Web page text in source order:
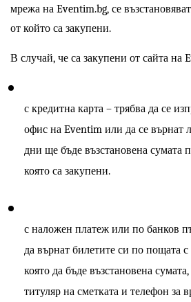
мрежа на Eventim.bg, се
от който са закупени.
В случай, че са закупени от сайта на
с кредитна карта – трябва да се
офис на Eventim или да се върнат
дни ще бъде възстановена сумата
която са закупени.
с наложен платеж или по банков
да върнат билетите си по пощата
която да бъде възстановена
титуляр на сметката и телефон за